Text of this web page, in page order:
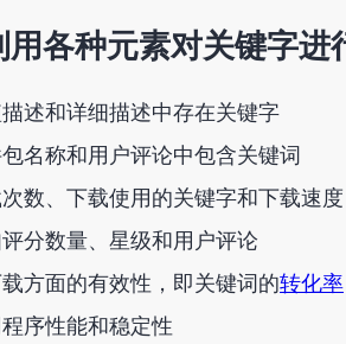
各种元素对关键字进
述和详细描述中存在关键字
名称和用户评论中包含关键词
数、下载使用的关键字和下载速度
分数量、星级和用户评论
方面的有效性，即关键词的转化率
序性能和稳定性